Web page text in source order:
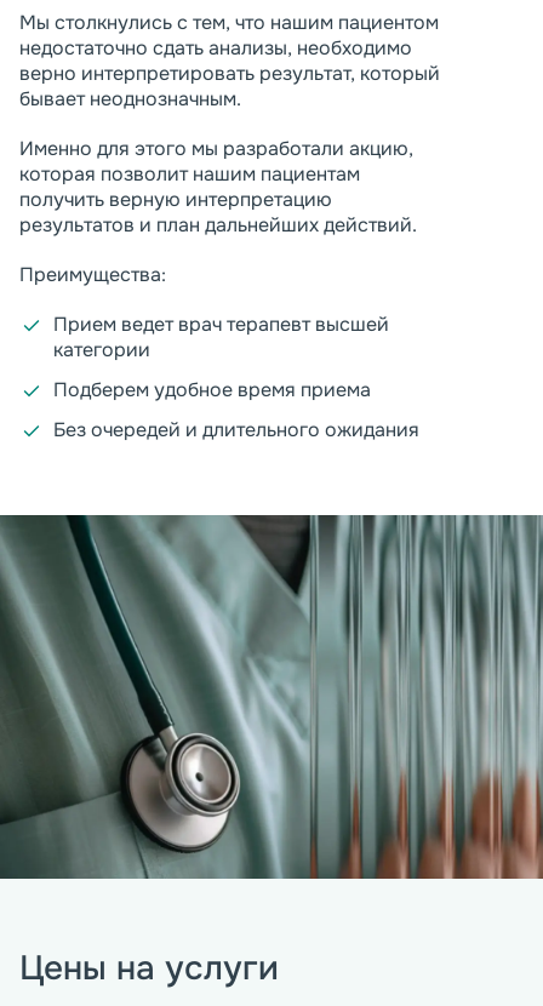
Мы столкнулись с тем, что нашим пациентом
недостаточно сдать анализы, необходимо
верно интерпретировать результат, который
бывает неоднозначным.
Именно для этого мы разработали акцию,
которая позволит нашим пациентам
получить верную интерпретацию
результатов и план дальнейших действий.
Преимущества:
Прием ведет врач терапевт высшей
категории
Подберем удобное время приема
Без очередей и длительного ожидания
Цены на услуги